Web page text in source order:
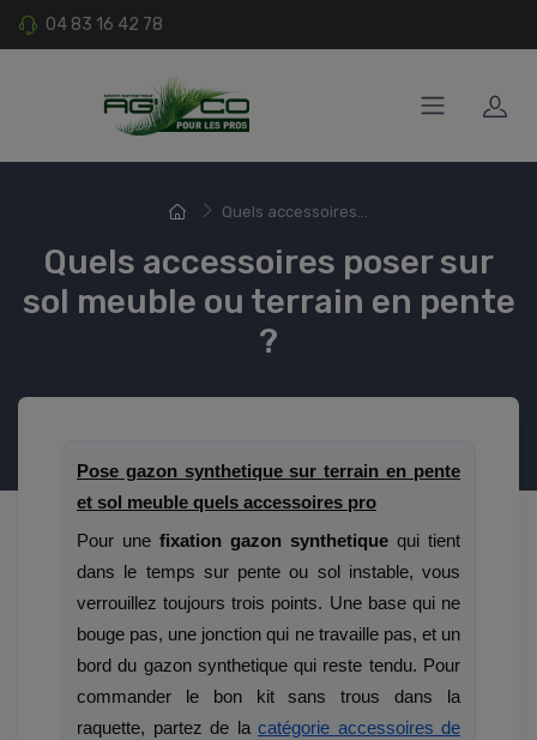
04 83 16 42 78
Quels accessoires...
Quels accessoires poser sur
sol meuble ou terrain en pente
?
Pose gazon synthetique sur terrain en pente
et sol meuble quels accessoires pro
Pour une fixation gazon synthetique qui tient
dans le temps sur pente ou sol instable, vous
verrouillez toujours trois points. Une base qui ne
bouge pas, une jonction qui ne travaille pas, et un
bord du gazon synthetique qui reste tendu. Pour
commander le bon kit sans trous dans la
raquette, partez de la catégorie accessoires de